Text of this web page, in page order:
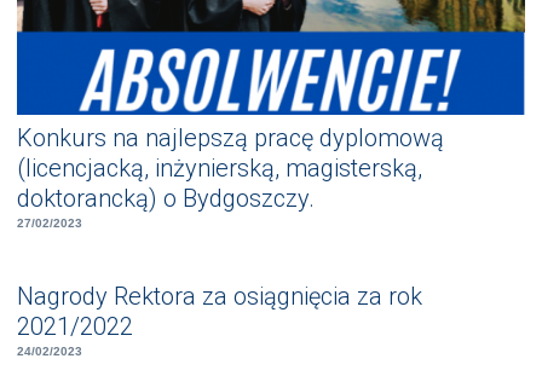
Konkurs na najlepszą pracę dyplomową
(licencjacką, inżynierską, magisterską,
doktorancką) o Bydgoszczy.
27/02/2023
Nagrody Rektora za osiągnięcia za rok
2021/2022
24/02/2023